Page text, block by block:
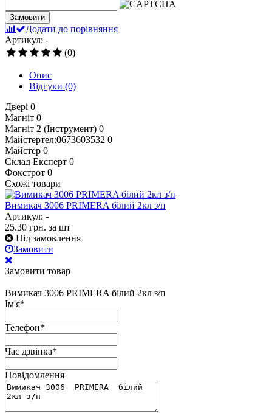
Замовити
Додати до порівняння
Артикул: -
(0)
Опис
Відгуки (0)
Двері 0
Магніт 0
Магніт 2 (Інструмент) 0
Майстертел:0673603532 0
Майстер 0
Склад Експерт 0
Фокстрот 0
Схожі товари
Вимикач 3006 PRIMERA білий 2кл з/п
Артикул: -
25.30 грн. за шт
Під замовлення
Замовити
Замовити товар
Вимикач 3006 PRIMERA білий 2кл з/п
Ім'я*
Телефон*
Час дзвінка*
Повідомлення